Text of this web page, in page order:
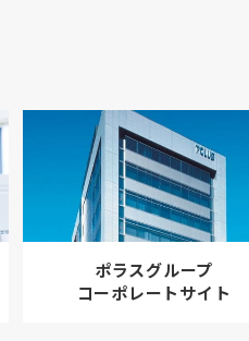
ポラスグループ
コーポレートサイト